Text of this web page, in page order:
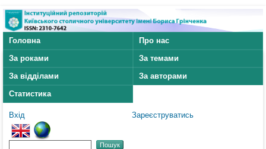
Головна
Про нас
За роками
За темами
За відділами
За авторами
Статистика
Вхід Зареєструватись